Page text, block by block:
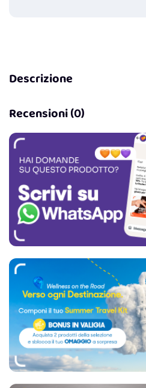
Descrizione
Recensioni (0)